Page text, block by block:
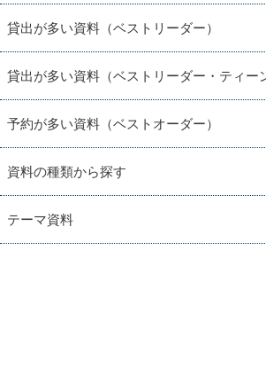
貸出が多い資料（ベストリーダー）
貸出が多い資料（ベストリーダー・ティー
予約が多い資料（ベストオーダー）
資料の種類から探す
テーマ資料